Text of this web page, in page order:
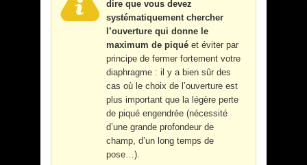
dire que vous devez
systématiquement chercher
l’ouverture qui donne le
maximum de piqué et éviter par
principe de fermer fortement votre
diaphragme : il y a bien sûr des
cas où le choix de l’ouverture est
plus important que la légère perte
de piqué engendrée (nécessité
d’une grande profondeur de
champ, d’un long temps de
pose…).